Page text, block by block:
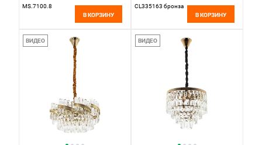
MS.7100.8
В КОРЗИНУ
CL335163 бронза
В КОРЗИНУ
ВИДЕО ВИДЕО